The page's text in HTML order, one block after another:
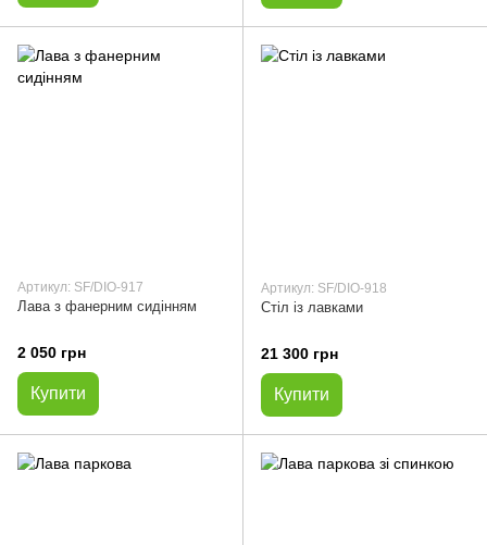
Артикул: SF/DIO-917
Лава з фанерним сидінням
2 050 грн
Купити
Артикул: SF/DIO-918
Стіл із лавками
21 300 грн
Купити